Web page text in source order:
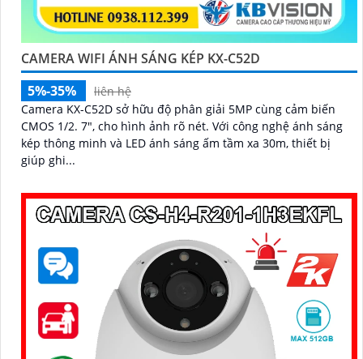
CAMERA WIFI ÁNH SÁNG KÉP KX-C52D
5%-35%
liên hệ
Camera KX-C52D sở hữu độ phân giải 5MP cùng cảm biến
CMOS 1/2. 7", cho hình ảnh rõ nét. Với công nghệ ánh sáng
kép thông minh và LED ánh sáng ấm tầm xa 30m, thiết bị
giúp ghi...